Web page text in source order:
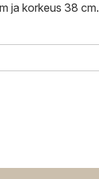
ja korkeus 38 cm.